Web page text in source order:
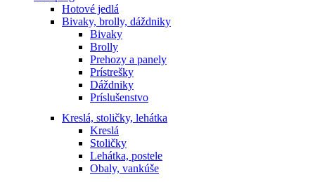
Hotové jedlá
Bivaky, brolly, dáždniky
Bivaky
Brolly
Prehozy a panely
Prístrešky
Dáždniky
Príslušenstvo
Kreslá, stoličky, lehátka
Kreslá
Stoličky
Lehátka, postele
Obaly, vankúše